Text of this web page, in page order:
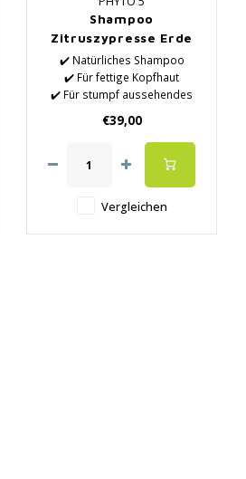
Shampoo
Zitruszypresse Erde
✔️ Natürliches Shampoo
✔️ Für fettige Kopfhaut
✔️ Für stumpf aussehendes
✔️ Bietet Glanz und natürliche
✔️ Verbessert den
€39,00
Vergleichen